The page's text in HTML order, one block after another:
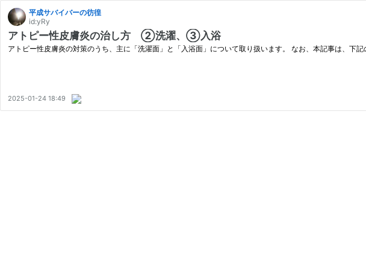
平成サバイバーの彷徨
id:yRy
アトピー性皮膚炎の治し方 ②洗濯、③入浴
アトピー性皮膚炎の対策のうち、主に「洗濯面」と「入浴面」について取り扱います。 なお、本記事は、下記
2025-01-24 18:49